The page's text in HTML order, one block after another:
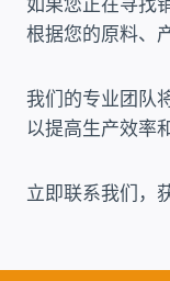
根据您的原料、
我们的专业团队
以提高生产效率
立即联系我们，